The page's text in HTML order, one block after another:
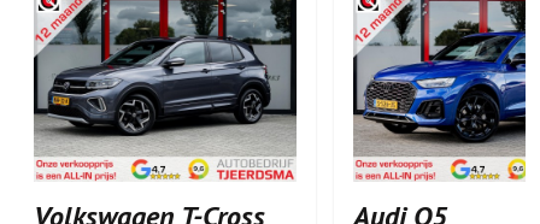
Volkswagen T-Cross Audi Q5